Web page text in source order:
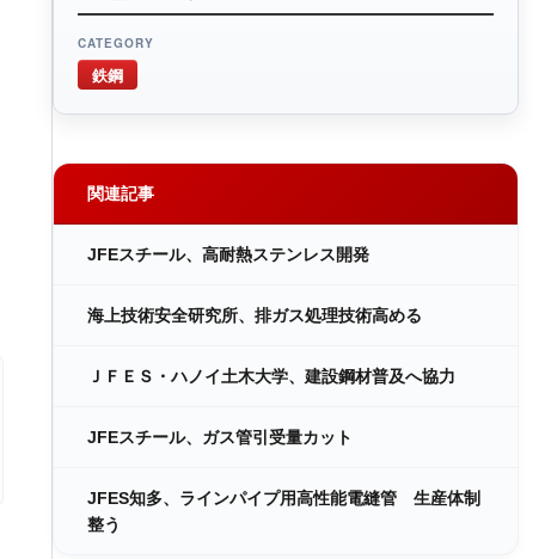
CATEGORY
鉄鋼
関連記事
JFEスチール、高耐熱ステンレス開発
海上技術安全研究所、排ガス処理技術高める
ＪＦＥＳ・ハノイ土木大学、建設鋼材普及へ協力
JFEスチール、ガス管引受量カット
JFES知多、ラインパイプ用高性能電縫管 生産体制
整う